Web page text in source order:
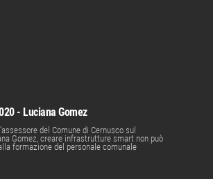
- Luciana Gomez
del Comune di Cernusco sul
Gomez, creare infrastrutture smart non può
formazione del personale comunale